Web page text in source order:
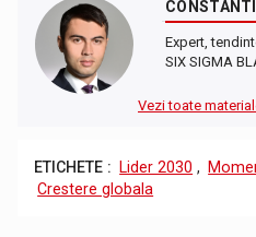
Expert,
SIX SIGMA
Vezi toate
ETICHETE : Lider 2030 ,
Crestere globala